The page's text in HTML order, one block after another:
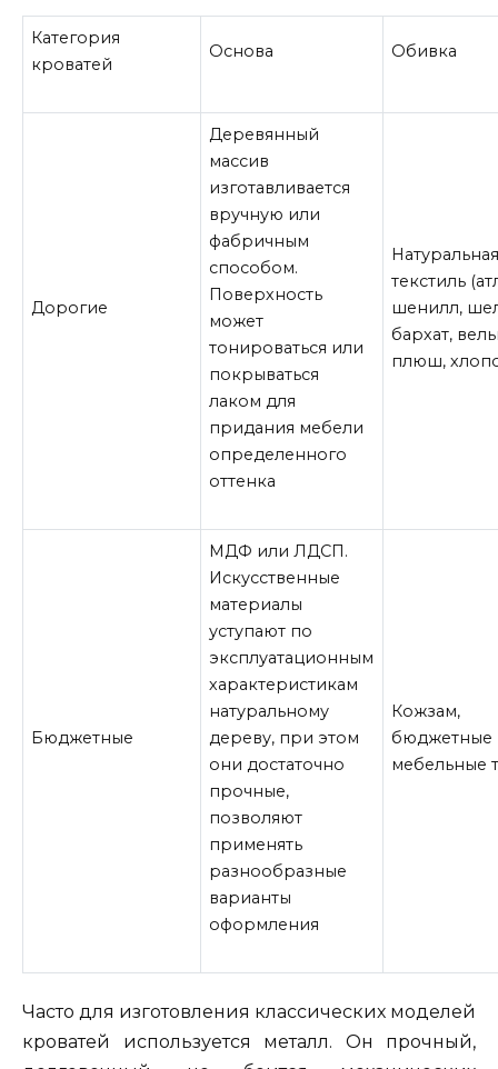
Категория
кроватей
Основа Обивка
Дорогие
Деревянный
массив
изготавливается
вручную или
фабричным
способом.
Поверхность
может
тонироваться или
покрываться
лаком для
придания мебели
определенного
оттенка
текстиль
шенилл,
бархат,
плюш,
Бюджетные
МДФ или ЛДСП.
Искусственные
материалы
уступают по
эксплуатационным
характеристикам
натуральному
дереву, при этом
они достаточно
прочные,
позволяют
применять
разнообразные
варианты
оформления
Кожзам,
бюджетные
мебельные
Часто для изготовления классических моделей
кроватей используется металл. Он прочный,